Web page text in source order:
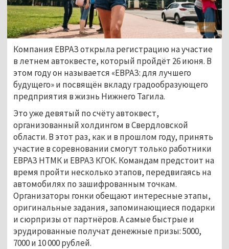
Компания ЕВРАЗ открыла регистрацию на участие
в летнем автоквесте, который пройдёт 26 июня. В
этом году он называется «ЕВРАЗ: для лучшего
будущего» и посвящён вкладу градообразующего
предприятия в жизнь Нижнего Тагила.
Это уже девятый по счёту автоквест,
организованный холдингом в Свердловской
области. В этот раз, как и в прошлом году, принять
участие в соревновании смогут только работники
ЕВРАЗ НТМК и ЕВРАЗ КГОК. Командам предстоит на
время пройти несколько этапов, передвигаясь на
автомобилях по зашифрованным точкам.
Организаторы гонки обещают интересные этапы,
оригинальные задания, запоминающиеся подарки
и сюрпризы от партнёров. А самые быстрые и
эрудированные получат денежные призы: 5000,
7000 и 10 000 рублей.